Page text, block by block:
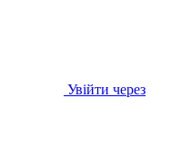
Увійти через